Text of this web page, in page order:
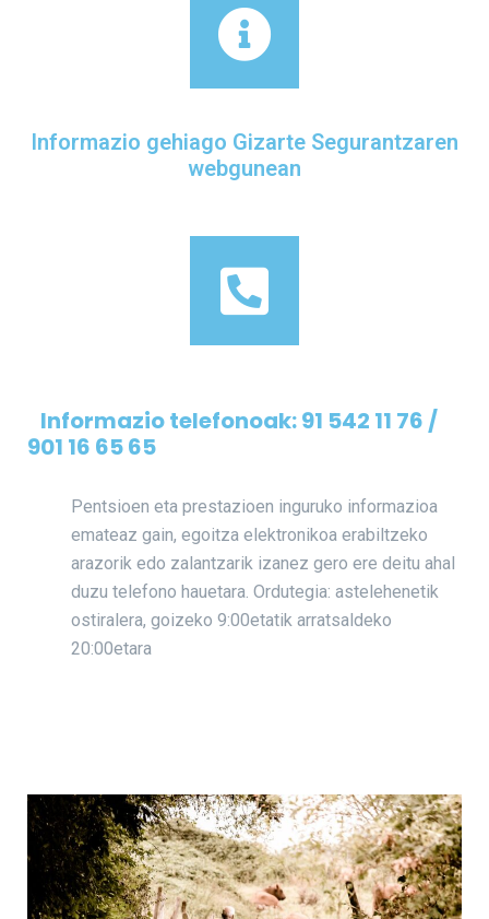
Informazio gehiago Gizarte Segurantzaren
webgunean
Informazio telefonoak:91 542 11 76 /
901 16 65 65
Pentsioen eta prestazioen inguruko informazioa
emateaz gain, egoitza elektronikoa erabiltzeko
arazorik edo zalantzarik izanez gero ere deitu ahal
duzu telefono hauetara. Ordutegia: astelehenetik
ostiralera, goizeko 9:00etatik arratsaldeko
20:00etara